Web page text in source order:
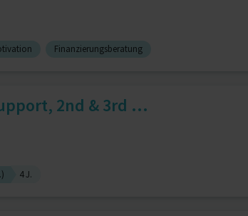
Finanzierungsberatung
2nd & 3rd ...
4 J.